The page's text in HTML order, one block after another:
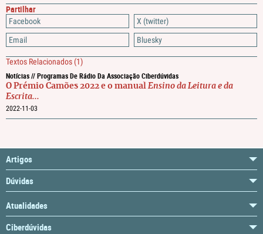
Partilhar
Facebook
X (twitter)
Email
Bluesky
Textos Relacionados (1)
Notícias // Programas De Rádio Da Associação Ciberdúvidas
O Prémio Camões 2022 e o manual Ensino da Leitura e da
Escrita...
2022-11-03
Artigos
Dúvidas
Atualidades
Ciberdúvidas